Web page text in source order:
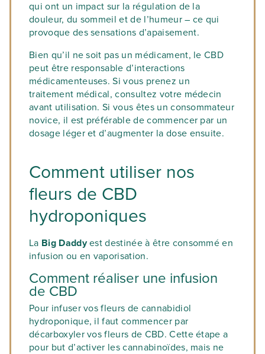
qui ont un impact sur la régulation de la
douleur, du sommeil et de l’humeur – ce qui
provoque des sensations d’apaisement.
Bien qu’il ne soit pas un médicament, le CBD
peut être responsable d’interactions
médicamenteuses. Si vous prenez un
traitement médical, consultez votre médecin
avant utilisation. Si vous êtes un consommateur
novice, il est préférable de commencer par un
dosage léger et d’augmenter la dose ensuite.
Comment utiliser nos
fleurs de CBD
hydroponiques
La Big Daddyest destinée à être consommé en
infusion ou en vaporisation.
Comment réaliser une infusion
de CBD
Pour infuser vos fleurs de cannabidiol
hydroponique, il faut commencer par
décarboxyler vos fleurs de CBD. Cette étape a
pour but d’activer les cannabinoïdes, mais ne